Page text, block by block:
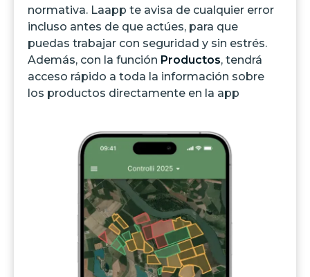
normativa. Laapp te avisa de cualquier error
incluso antes de que actúes, para que
puedas trabajar con seguridad y sin estrés.
Además, con la función Productos, tendrá
acceso rápido a toda la información sobre
los productos directamente en la app